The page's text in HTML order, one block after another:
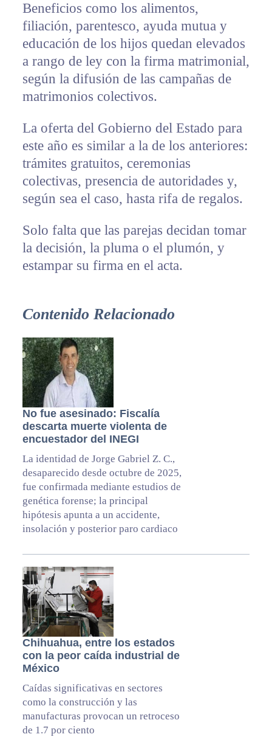
Beneficios como los alimentos,
filiación, parentesco, ayuda mutua y
educación de los hijos quedan elevados
a rango de ley con la firma matrimonial,
según la difusión de las campañas de
matrimonios colectivos.
La oferta del Gobierno del Estado para
este año es similar a la de los anteriores:
trámites gratuitos, ceremonias
colectivas, presencia de autoridades y,
según sea el caso, hasta rifa de regalos.
Solo falta que las parejas decidan tomar
la decisión, la pluma o el plumón, y
estampar su firma en el acta.
Contenido Relacionado
No fue asesinado: Fiscalía
descarta muerte violenta de
encuestador del INEGI
La identidad de Jorge Gabriel Z. C.,
desaparecido desde octubre de 2025,
fue confirmada mediante estudios de
genética forense; la principal
hipótesis apunta a un accidente,
insolación y posterior paro cardiaco
Chihuahua, entre los estados
con la peor caída industrial de
México
Caídas significativas en sectores
como la construcción y las
manufacturas provocan un retroceso
de 1.7 por ciento